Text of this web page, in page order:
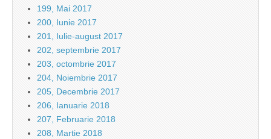
199, Mai 2017
200, Iunie 2017
201, Iulie-august 2017
202, septembrie 2017
203, octombrie 2017
204, Noiembrie 2017
205, Decembrie 2017
206, Ianuarie 2018
207, Februarie 2018
208, Martie 2018